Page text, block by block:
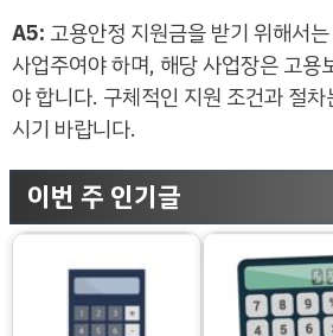
A5: 고용안정 지원금을 받기 위해서
사업주여야 하며, 해당 사업장은 고용
야 합니다. 구체적인 지원 조건과 절
시기 바랍니다.
이번 주 인기글